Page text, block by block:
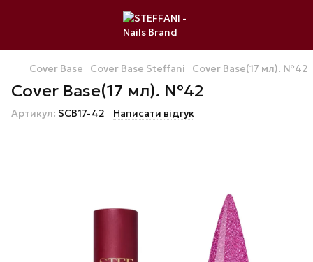
Cover Base Cover Base Steffani Cover Base(17 мл). №42
Cover Base(17 мл). №42
Артикул: SCB17-42 Написати відгук